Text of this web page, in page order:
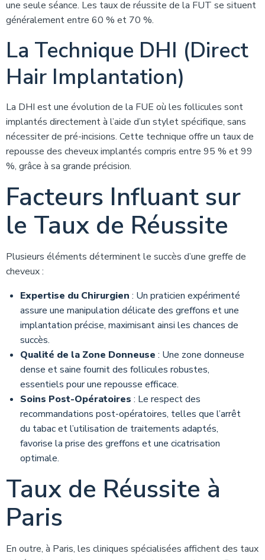
une seule séance. Les taux de réussite de la FUT se situent
généralement entre 60 % et 70 %.
La Technique DHI (Direct
Hair Implantation)
La DHI est une évolution de la FUE où les follicules sont
implantés directement à l’aide d’un stylet spécifique, sans
nécessiter de pré-incisions. Cette technique offre un taux de
repousse des cheveux implantés compris entre 95 % et 99
%, grâce à sa grande précision.
Facteurs Influant sur
le Taux de Réussite
Plusieurs éléments déterminent le succès d’une greffe de
cheveux :
Expertise du Chirurgien : Un praticien expérimenté
assure une manipulation délicate des greffons et une
implantation précise, maximisant ainsi les chances de
succès.
Qualité de la Zone Donneuse : Une zone donneuse
dense et saine fournit des follicules robustes,
essentiels pour une repousse efficace.
Soins Post-Opératoires : Le respect des
recommandations post-opératoires, telles que l’arrêt
du tabac et l’utilisation de traitements adaptés,
favorise la prise des greffons et une cicatrisation
optimale.
Taux de Réussite à
Paris
En outre, à Paris, les cliniques spécialisées affichent des taux